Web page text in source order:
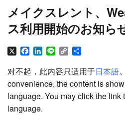
メイクスレント、
ス利用開始のお知ら
X Facebook
LinkedIn
Line Copy
对不起，此内容只适用于日本語
convenience, the content is
language. You may click the link
language.